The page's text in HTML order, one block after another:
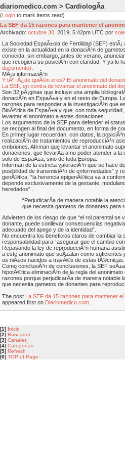
diariomedico.com > CardiologÃ­a
(Login to mark items read)
La SEF da 15 razones para mantener el
Archivado: octubre 30 , 2019, 5:42pm UTC por
La Sociedad EspaÃ±ola de Fertilidad (SEF)
existe en la actualidad en la donaciÃ³n de
conocida, sin embargo, antes de verano,
que recogiera su posiciÃ³n con claridad. Y ya lo
documento)
MÃ¡s informaciÃ³n
Y tÃº, Â¿de quiÃ©n eres? El anonimato del
La SEF, en contra de levantar el anonimato del
Son 32 pÃ¡ginas que incluye una amplia
donaciÃ³n en EspaÃ±a y en el resto de Europa.
razones para responder a la investigaciÃ³n que
BioÃ©tica de EspaÃ±a y que, con toda
levantar el anonimato a estas donaciones.
Los argumentos de la SEF para defender el
se recogen al final del documento, en forma de
En primer lugar recuerdan, con datos, la
realizaciÃ³n de tratamientos de reproducciÃ³n
embriones. Afirman que levantar el anonimato
donaciones, que llevarÃ­a a no poder atender a la
solo de EspaÃ±a, sino de toda Europa.
Informan de la estricta valoraciÃ³n que se hace
posibilidad de transmisiÃ³n de enfermedades” y
genÃ©tica, “la herencia epigenÃ©tica va a
depende exclusivamente de la gestante,
heredados” .
“PerjudicarÃ­a de manera notable la
que necesita gametos de donantes para
Advierten de los riesgo de que “el rol parental se
donante, puede conllevar consecuencias
adecuado del apego y de la identidad”.
No encuentra los beneficios claros de cambiar la
responsabilidad para “asegurar que el cambio
Repasando la ley de reproducciÃ³n humana
a este anonimato que seÃ±alan como
os niÃ±os nacidos a travÃ©s de estas tÃ©cnicas.
Como conclusiÃ³n de conclusiones, la SEF
hipotÃ©tica eliminaciÃ³n de la regla del
razones porque perjudicarÃ­a de manera notable
que necesita gametos de donantes para
The post La SEF da 15 razones para mantener
appeared first on Diariomedico.com
[1] Inicio
[2] Buscador
[3] Canales
[4] Categorías
[5] Refresh
[6] TOP of Page